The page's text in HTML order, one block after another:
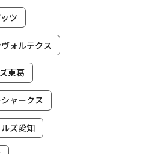
ツ
ォルテクス
東葛
ャークス
ズ愛知